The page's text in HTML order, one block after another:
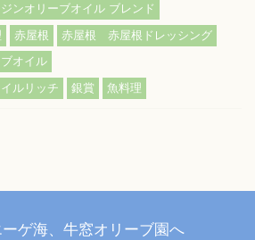
ンオリーブオイル ブレンド
赤屋根
赤屋根 赤屋根ドレッシング
オイル
ルリッチ
銀賞 魚料理
ゲ海、牛窓オリーブ園へ